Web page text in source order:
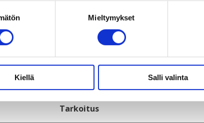
Mieltymykset
Kiellä Salli valinta
tekijä:
verkkosivustosta käyttökelpoisen sallimalla
toimi kunnolla ilman näitä evästeitä.
Tarkoitus